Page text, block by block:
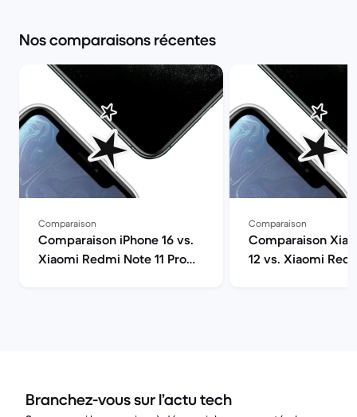
Nos comparaisons récentes
Comparaison
Comparaison iPhone 16 vs.
Xiaomi Redmi Note 11 Pro
Comparaison
Comparaison
12 vs. Xiaomi
Branchez-vous sur l’actu tech